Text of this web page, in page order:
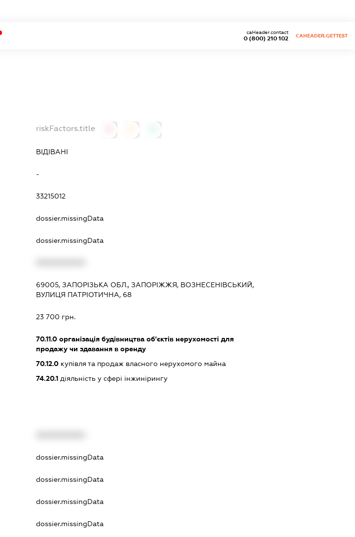
0 (800) 210 102
caHeader.contact
CAHEADER.GETTEST
riskFactors.title
ВІДІВАНІ
-
33215012
dossier.missingData
dossier.missingData
69005, ЗАПОРІЗЬКА ОБЛ., ЗАПОРІЖЖЯ, ВОЗНЕСЕНІВСЬКИЙ,
ВУЛИЦЯ ПАТРІОТИЧНА, 68
23 700 грн.
70.11.0 організація будівництва об'єктів нерухомості для
продажу чи здавання в оренду
70.12.0 купівля та продаж власного нерухомого майна
74.20.1 діяльність у сфері інжинірингу
dossier.missingData
dossier.missingData
dossier.missingData
dossier.missingData